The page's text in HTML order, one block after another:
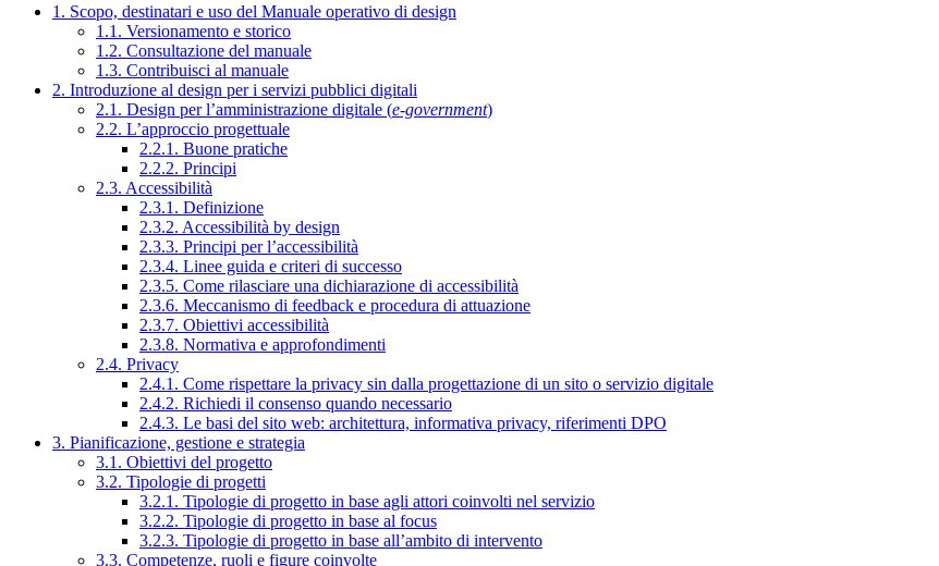
1. Scopo, destinatari e uso del Manuale operativo di design
1.1. Versionamento e storico
1.2. Consultazione del manuale
1.3. Contribuisci al manuale
2. Introduzione al design per i servizi pubblici digitali
2.1. Design per l’amministrazione digitale (e-government)
2.2. L’approccio progettuale
2.2.1. Buone pratiche
2.2.2. Principi
2.3. Accessibilità
2.3.1. Definizione
2.3.2. Accessibilità by design
2.3.3. Principi per l’accessibilità
2.3.4. Linee guida e criteri di successo
2.3.5. Come rilasciare una dichiarazione di accessibilità
2.3.6. Meccanismo di feedback e procedura di attuazione
2.3.7. Obiettivi accessibilità
2.3.8. Normativa e approfondimenti
2.4. Privacy
2.4.1. Come rispettare la privacy sin dalla progettazione di un sito o servizio digitale
2.4.2. Richiedi il consenso quando necessario
2.4.3. Le basi del sito web: architettura, informativa privacy, riferimenti DPO
3. Pianificazione, gestione e strategia
3.1. Obiettivi del progetto
3.2. Tipologie di progetti
3.2.1. Tipologie di progetto in base agli attori coinvolti nel servizio
3.2.2. Tipologie di progetto in base al focus
3.2.3. Tipologie di progetto in base all’ambito di intervento
3.3. Competenze, ruoli e figure coinvolte